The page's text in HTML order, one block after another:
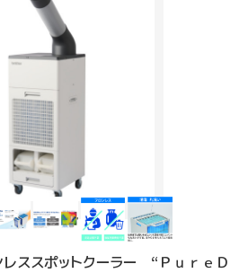
ススポットクーラー “ＰｕｒｅＤ